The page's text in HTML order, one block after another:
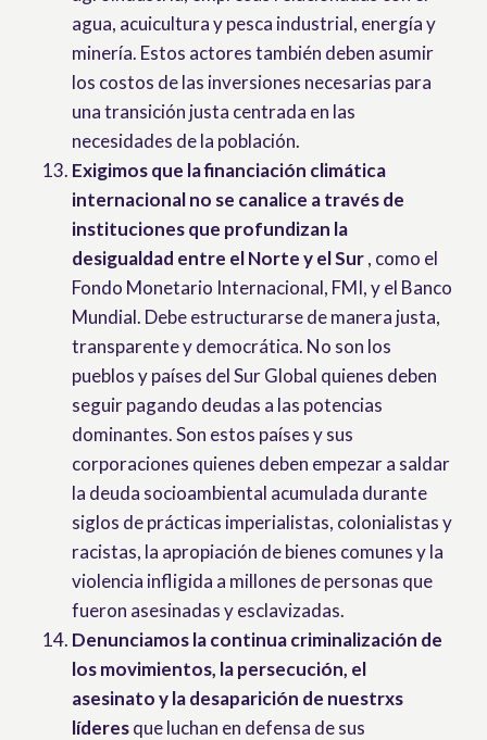
agua, acuicultura y pesca industrial, energía y
minería. Estos actores también deben asumir
los costos de las inversiones necesarias para
una transición justa centrada en las
necesidades de la población.
Exigimos que la financiación climática
internacional no se canalice a través de
instituciones que profundizan la
desigualdad entre el Norte y el Sur, como el
Fondo Monetario Internacional, FMI, y el Banco
Mundial. Debe estructurarse de manera justa,
transparente y democrática. No son los
pueblos y países del Sur Global quienes deben
seguir pagando deudas a las potencias
dominantes. Son estos países y sus
corporaciones quienes deben empezar a saldar
la deuda socioambiental acumulada durante
siglos de prácticas imperialistas, colonialistas y
racistas, la apropiación de bienes comunes y la
violencia infligida a millones de personas que
fueron asesinadas y esclavizadas.
Denunciamos la continua criminalización de
los movimientos, la persecución, el
asesinato y la desaparición de nuestrxs
líderesque luchan en defensa de sus